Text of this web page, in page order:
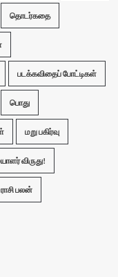
தொடர்கதை
படக்கவிதைப் போட்டிகள்
பொது
மறு பகிர்வு
விருது!
பலன்